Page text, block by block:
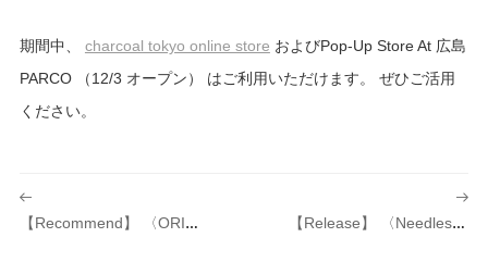
期間中、 charcoal tokyo online store およびPop-Up Store At 広島
PARCO （12/3 オープン） はご利用いただけます。 ぜひご活用
ください。
投
稿
【Release】 〈Needles（ニードルズ）〉×〈VAULT BY VANS（ヴォルトバイ バンズ）〉発売のお知らせ
【Recommend】 〈ORIGINAL Charcoal （オリジナル チャコール）〉 Velour Argyle C/GN